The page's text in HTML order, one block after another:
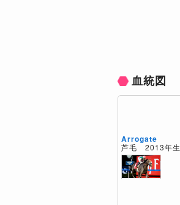
血統図
Arrogate
芦毛 2013年生